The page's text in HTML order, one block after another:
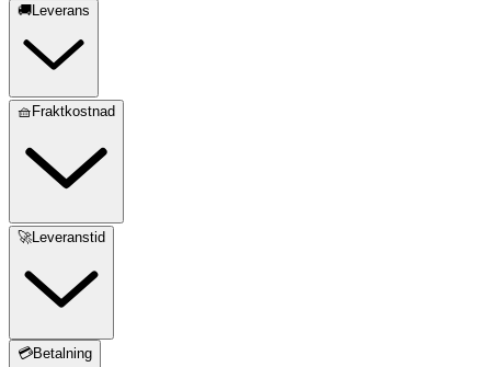
🚚Leverans
🧺Fraktkostnad
🚀Leveranstid
💳Betalning